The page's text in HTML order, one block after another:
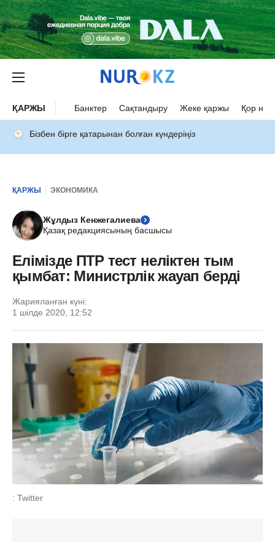
ҚАРЖЫ Банктер Сақтандыру Жеке қаржы Қор
Бізбен бірге қатарынан болған күндеріңіз
ҚАРЖЫ ЭКОНОМИКА
Жұлдыз Кенжегалиева
Қазақ редакциясының басшысы
Елімізде ПТР тест неліктен тым
қымбат: Министрлік жауап берді
Жарияланған күні:
1 шілде 2020, 12:52
: Twitter